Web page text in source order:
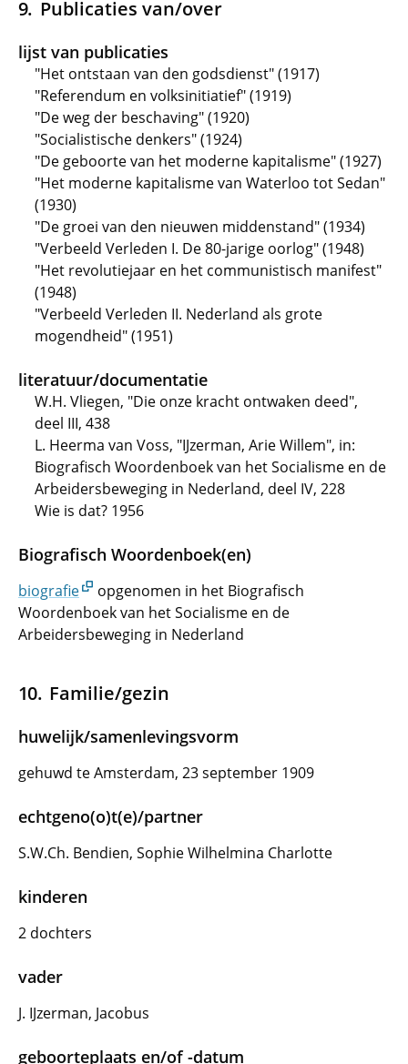
Publicaties van/over
lijst van publicaties
"Het ontstaan van den godsdienst" (1917)
"Referendum en volksinitiatief" (1919)
"De weg der beschaving" (1920)
"Socialistische denkers" (1924)
"De geboorte van het moderne kapitalisme" (1927)
"Het moderne kapitalisme van Waterloo tot Sedan"
(1930)
"De groei van den nieuwen middenstand" (1934)
"Verbeeld Verleden I. De 80-jarige oorlog" (1948)
"Het revolutiejaar en het communistisch manifest"
(1948)
"Verbeeld Verleden II. Nederland als grote
mogendheid" (1951)
literatuur/documentatie
W.H. Vliegen, "Die onze kracht ontwaken deed",
deel III, 438
L. Heerma van Voss, "IJzerman, Arie Willem", in:
Biografisch Woordenboek van het Socialisme en de
Arbeidersbeweging in Nederland, deel IV, 228
Wie is dat? 1956
Biografisch Woordenboek(en)
biografie
opgenomen in het Biografisch
Woordenboek van het Socialisme en de
Arbeidersbeweging in Nederland
Familie/gezin
huwelijk/samenlevingsvorm
gehuwd te Amsterdam, 23 september 1909
echtgeno(o)t(e)/partner
S.W.Ch. Bendien, Sophie Wilhelmina Charlotte
kinderen
2 dochters
vader
J. IJzerman, Jacobus
geboorteplaats en/of -datum